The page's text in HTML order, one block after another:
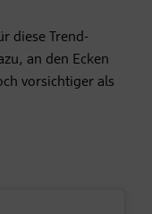
diese Trend-
an den Ecken
vorsichtiger als